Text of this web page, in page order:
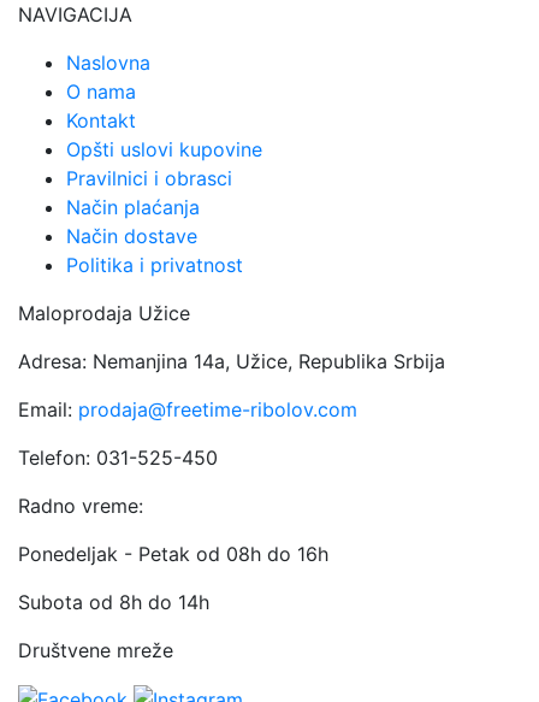
NAVIGACIJA
Naslovna
O nama
Kontakt
Opšti uslovi kupovine
Pravilnici i obrasci
Način plaćanja
Način dostave
Politika i privatnost
Maloprodaja Užice
Adresa: Nemanjina 14a, Užice, Republika Srbija
Email: prodaja@freetime-ribolov.com
Telefon: 031-525-450
Radno vreme:
Ponedeljak - Petak od 08h do 16h
Subota od 8h do 14h
Društvene mreže